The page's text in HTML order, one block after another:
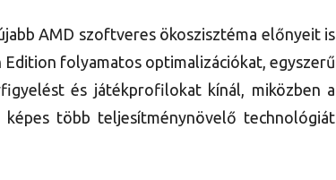
AMD szoftveres ökoszisztéma előnyeit is
folyamatos optimalizációkat, egyszerű
és játékprofilokat kínál, miközben a
képes több teljesítménynövelő technológiát